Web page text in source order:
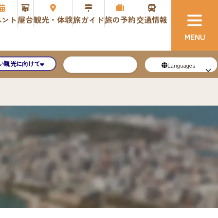
ト屋台観光・体験旅ガイド旅の予約交通情報
観光に向けて Languages